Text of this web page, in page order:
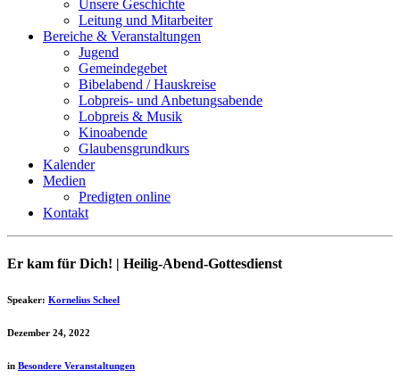
Unsere Geschichte
Leitung und Mitarbeiter
Bereiche & Veranstaltungen
Jugend
Gemeindegebet
Bibelabend / Hauskreise
Lobpreis- und Anbetungsabende
Lobpreis & Musik
Kinoabende
Glaubensgrundkurs
Kalender
Medien
Predigten online
Kontakt
Er kam für Dich! | Heilig-Abend-Gottesdienst
Speaker: Kornelius Scheel
Dezember 24, 2022
in Besondere Veranstaltungen